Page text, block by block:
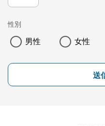
性別
男性 女性
送